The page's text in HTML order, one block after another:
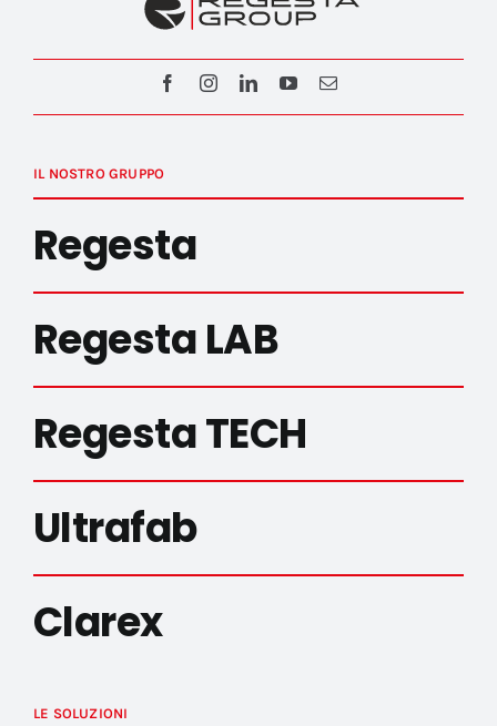
IL NOSTRO GRUPPO
Regesta
Regesta LAB
Regesta TECH
Ultrafab
Clarex
LE SOLUZIONI